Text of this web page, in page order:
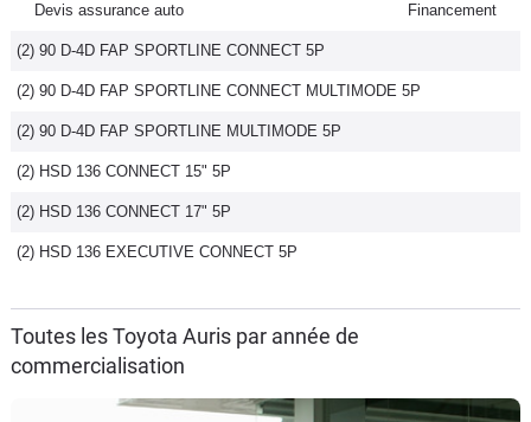
Devis assurance auto Financement
(2) 90 D-4D FAP SPORTLINE CONNECT 5P
(2) 90 D-4D FAP SPORTLINE CONNECT MULTIMODE 5P
(2) 90 D-4D FAP SPORTLINE MULTIMODE 5P
(2) HSD 136 CONNECT 15" 5P
(2) HSD 136 CONNECT 17" 5P
(2) HSD 136 EXECUTIVE CONNECT 5P
Toutes les Toyota Auris par année de
commercialisation